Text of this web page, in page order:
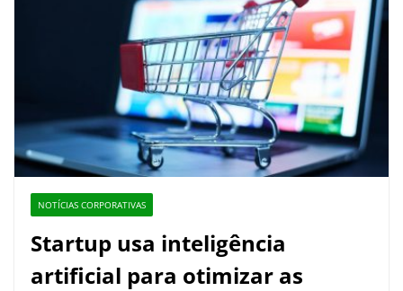
NOTÍCIAS CORPORATIVAS
Startup usa inteligência
artificial para otimizar as